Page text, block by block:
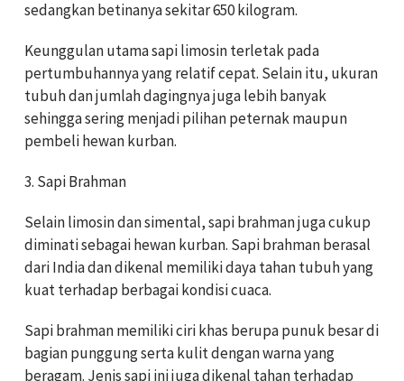
sedangkan betinanya sekitar 650 kilogram.
Keunggulan utama sapi limosin terletak pada
pertumbuhannya yang relatif cepat. Selain itu, ukuran
tubuh dan jumlah dagingnya juga lebih banyak
sehingga sering menjadi pilihan peternak maupun
pembeli hewan kurban.
3. Sapi Brahman
Selain limosin dan simental, sapi brahman juga cukup
diminati sebagai hewan kurban. Sapi brahman berasal
dari India dan dikenal memiliki daya tahan tubuh yang
kuat terhadap berbagai kondisi cuaca.
Sapi brahman memiliki ciri khas berupa punuk besar di
bagian punggung serta kulit dengan warna yang
beragam. Jenis sapi ini juga dikenal tahan terhadap